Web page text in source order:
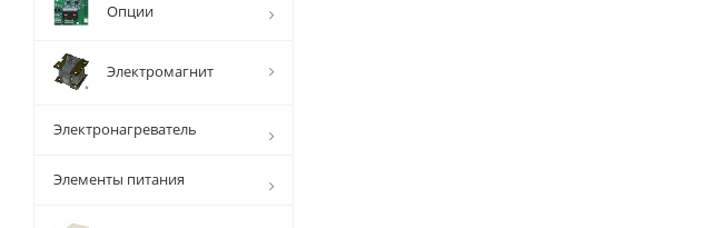
Опции
Электромагнит
Электронагреватель
Элементы питания